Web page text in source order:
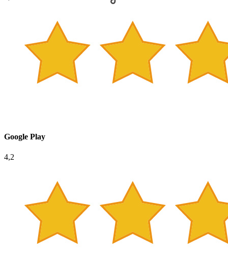
Google Play
4,2